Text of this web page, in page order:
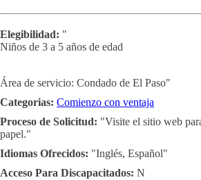
Elegibilidad: "
Niños de 3 a 5 años de edad
Área de servicio: Condado de El Paso"
Categorias: Comienzo con ventaja
Proceso de Solicitud: "Visite el sitio web
papel."
Idiomas Ofrecidos: "Inglés, Español"
Acceso Para Discapacitados: N